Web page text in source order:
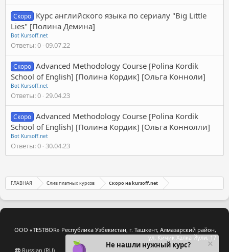
Скоро Курс английского языка по сериалу "Big Little
Lies" [Полина Демина]
Bot Kursoff.net
Ответы 0 09.07.22
Скоро Advanced Methodology Course [Polina Kordik
School of English] [Полина Кордик] [Ольга Конноли]
Bot Kursoff.net
Ответы 0 29.04.23
Скоро Advanced Methodology Course [Polina Kordik
School of English] [Полина Кордик] [Ольга Коннолли]
Bot Kursoff.net
Ответы 0 30.04.23
ГЛАВНАЯ Слив платных курсов Скоро на kursoff.net
ООО «TESTBOR» Республика Узбекистан, г. Ташкент, Алмазарский район,
ул. Кичик Халка Йули, 17
Russian (RU)
Не нашли нужный курс?